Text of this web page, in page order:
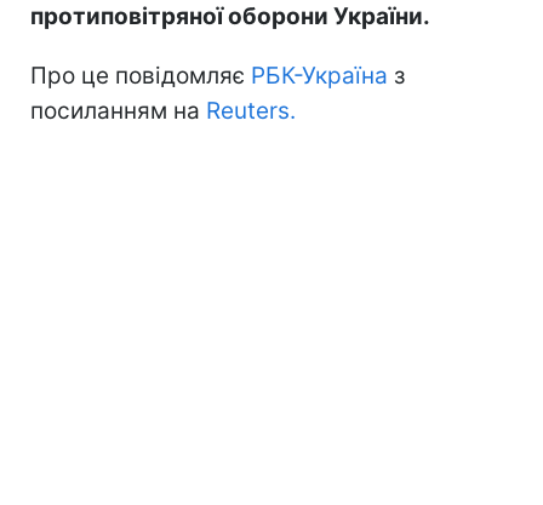
протиповітряної оборони України.
Про це повідомляє РБК-Україна з
посиланням на Reuters.